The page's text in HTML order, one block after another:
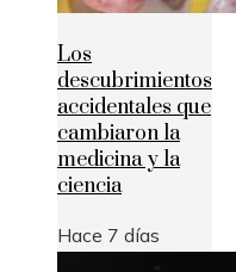
Los
descubrimientos
accidentales que
cambiaron la
medicina y la
ciencia
Hace 7 días